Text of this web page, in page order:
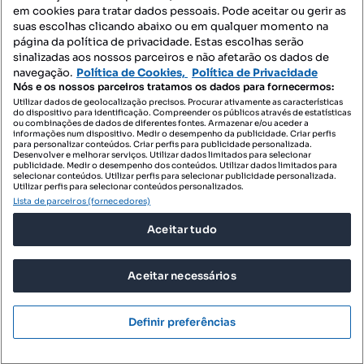
Mapa do Site
Contacte-nos
SIGA-NOS:
DESCARREGAR NA:
© 2026 Imovirtual.com, OLX Portugal, S.A.
TERMOS DE UTILIZAÇÃO
POLÍTICA DE PRIVACIDADE
CONFIGURAÇÕES DE PRIVACIDADE
em cookies para tratar dados pessoais. Pode aceitar ou gerir as
suas escolhas clicando abaixo ou em qualquer momento na
página da política de privacidade. Estas escolhas serão
sinalizadas aos nossos parceiros e não afetarão os dados de
navegação. Política de Cookies, Política de Privacidade
Nós e os nossos parceiros tratamos os dados para fornecermos:
Utilizar dados de geolocalização precisos. Procurar ativamente as características
do dispositivo para identificação. Compreender os públicos através de estatísticas
ou combinações de dados de diferentes fontes. Armazenar e/ou aceder a
informações num dispositivo. Medir o desempenho da publicidade. Criar perfis
para personalizar conteúdos. Criar perfis para publicidade personalizada.
Desenvolver e melhorar serviços. Utilizar dados limitados para selecionar
publicidade. Medir o desempenho dos conteúdos. Utilizar dados limitados para
selecionar conteúdos. Utilizar perfis para selecionar publicidade personalizada.
Utilizar perfis para selecionar conteúdos personalizados.
Lista de parceiros (fornecedores)
Aceitar tudo
Aceitar necessários
Definir preferências